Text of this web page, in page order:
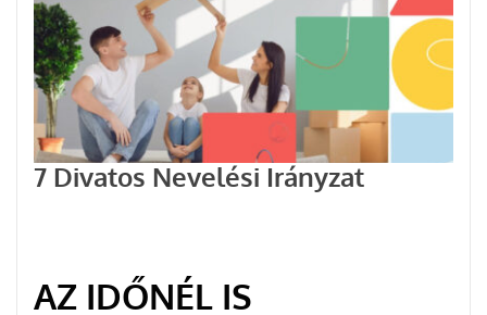
7 Divatos Nevelési Irányzat
AZ IDŐNÉL IS